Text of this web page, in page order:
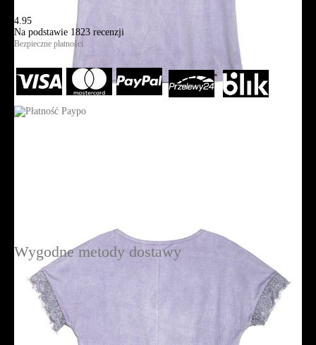
4.95
Na podstawie 1823 recenzji
Bezpieczne płatności
Wygodne metody dostawy